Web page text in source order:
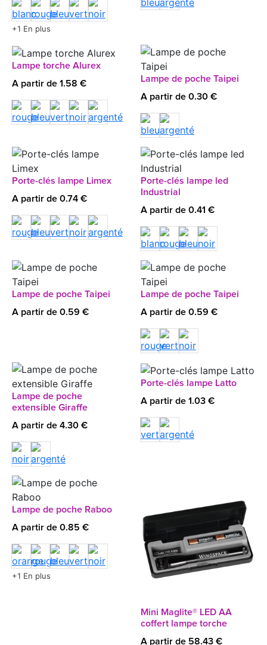
+1 En plus
Lampe torche Alurex
A partir de 1.58 €
Lampe de poche Taipei
A partir de 0.30 €
Porte-clés lampe Limex
A partir de 0.74 €
Porte-clés lampe led
Industrial
A partir de 0.41 €
Lampe de poche Taipei
A partir de 0.59 €
Lampe de poche Taipei
A partir de 0.59 €
Lampe de poche
extensible Giraffe
A partir de 4.30 €
Porte-clés lampe Latto
A partir de 1.03 €
Lampe de poche Raboo
A partir de 0.85 €
+1 En plus
Mini Maglite® LED AA
coffert lampe torche
A partir de 58.43 €